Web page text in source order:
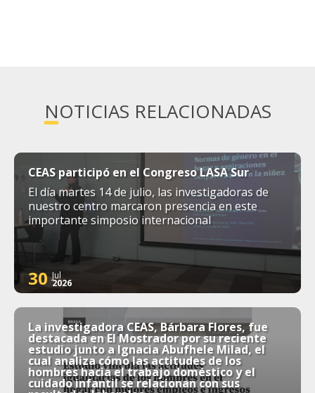
NOTICIAS RELACIONADAS
CEAS participó en el Congreso LASA Sur
El día martes 14 de julio, las investigadoras de
nuestro centro marcaron presencia en este
importante simposio internacional
30 Jul
2026
La investigadora CEAS, Bárbara Flores, fue
destacada en El Mostrador por su reciente
estudio junto a Ignacia Abufhele Milad, el
cual analiza cómo las actitudes de los
hombres hacia el trabajo doméstico y el
cuidado infantil se relacionan con sus